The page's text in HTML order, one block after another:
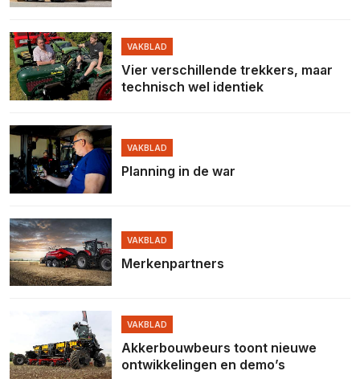
VAKBLAD
Vier verschillende trekkers, maar
technisch wel identiek
VAKBLAD
Planning in de war
VAKBLAD
Merkenpartners
VAKBLAD
Akkerbouwbeurs toont nieuwe
ontwikkelingen en demo’s